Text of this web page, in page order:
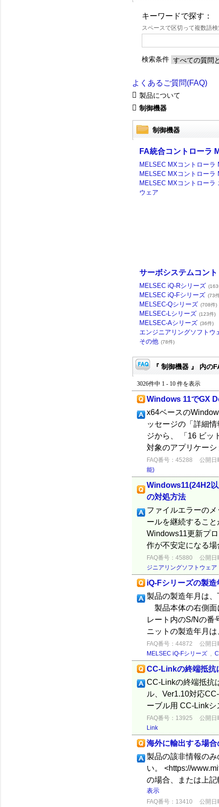
キーワードで探す：
スペースで区切って複数語
検索条件
よくあるご質問(FAQ)
製品について
制御機器
制御機器
FA統合コントローラ
MELSEC MXコントローラ
MELSEC MXコントローラ
MELSEC MXコントローラ
ウェア
サーボシステムコン
MELSEC iQ-Rシリーズ (163
MELSEC iQ-Fシリーズ (73
MELSEC-Qシリーズ (708件)
MELSEC-Lシリーズ (123件)
MELSEC-Aシリーズ (36件)
エンジニアリングソフトウ
その他 (78件)
『 制御機器 』 内の
3026件中 1 - 10 件を表示
Windows 11でGX
x64ベースの
ッセージの「詳細
ジから、 「16 ビッ
対象のアプリケー
FAQ番号：45288
公開日
能)
Windows11(24H2
の対処方法
ファイルエラーの
ールを継続するこ
Windows11更新プ
作が不安定になる
FAQ番号：45880
公開日
ジニアリングソフトウェア
iQ-Fシリーズの製
製品の製造年月は
製品本体の右側面
レート内のS/Nの
ニットの製造年月
FAQ番号：44872
公開日
MELSEC iQ-Fシリーズ ,
CC-Linkの終端抵抗
CC-Linkの終端抵抗
ル、Ver1.10対応
ーブル用 CC-Link
FAQ番号：13925
公開日
Link
海外に輸出する場
製品の該非情報の
い。 <https://
の場合、または上
表示
FAQ番号：13410 公開日